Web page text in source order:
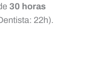
30 horas
22h).